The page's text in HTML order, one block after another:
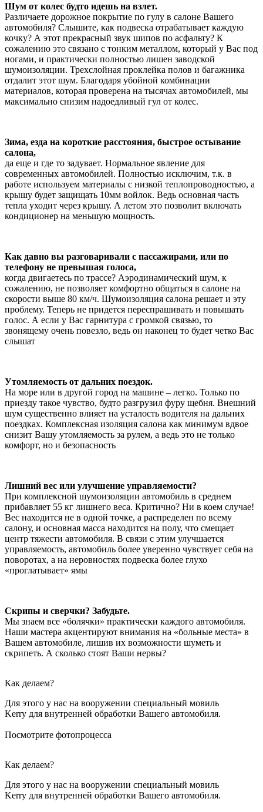
Шум от колес будто идешь на взлет.
Различаете дорожное покрытие по гулу в салоне Вашего
автомобиля? Слышите, как подвеска отрабатывает каждую
кочку? А этот прекрасный звук шипов по асфальту? К
сожалению это связано с тонким металлом, который у Вас под
ногами, и практически полностью лишен заводской
шумоизоляции. Трехслойная проклейка полов и багажника
отдалит этот шум. Благодаря убойной комбинации
материалов, которая проверена на тысячах автомобилей, мы
максимально снизим надоедливый гул от колес.
Зима, езда на короткие расстояния, быстрое остывание
салона,
да еще и где то задувает. Нормальное явление для
современных автомобилей. Полностью исключим, т.к. в
работе используем материалы с низкой теплопроводностью, а
крышу будет защищать 10мм войлок. Ведь основная часть
тепла уходит через крышу. А летом это позволит включать
кондиционер на меньшую мощность.
Как давно вы разговаривали с пассажирами, или по
телефону не превышая голоса,
когда двигаетесь по трассе? Аэродинамический шум, к
сожалению, не позволяет комфортно общаться в салоне на
скорости выше 80 км/ч. Шумоизоляция салона решает и эту
проблему. Теперь не придется переспрашивать и повышать
голос. А если у Вас гарнитура с громкой связью, то
звонящему очень повезло, ведь он наконец то будет четко Вас
слышат
Утомляемость от дальних поездок.
На море или в другой город на машине – легко. Только по
приезду такое чувство, будто разгрузил фуру щебня. Внешний
шум существенно влияет на усталость водителя на дальних
поездках. Комплексная изоляция салона как минимум вдвое
снизит Вашу утомляемость за рулем, а ведь это не только
комфорт, но и безопасность
Лишний вес или улучшение управляемости?
При комплексной шумоизоляции автомобиль в среднем
прибавляет 55 кг лишнего веса. Критично? Ни в коем случае!
Вес находится не в одной точке, а распределен по всему
салону, и основная масса находится на полу, что смещает
центр тяжести автомобиля. В связи с этим улучшается
управляемость, автомобиль более уверенно чувствует себя на
поворотах, а на неровностях подвеска более глухо
«проглатывает» ямы
Скрипы и сверчки? Забудьте.
Мы знаем все «болячки» практически каждого автомобиля.
Наши мастера акцентируют внимания на «больные места» в
Вашем автомобиле, лишив их возможности шуметь и
скрипеть. А сколько стоят Ваши нервы?
Как делаем?
Для этого у нас на вооружении специальный мовиль
Kerry для внутренней обработки Вашего автомобиля.
Посмотрите фотопроцесса
Как делаем?
Для этого у нас на вооружении специальный мовиль
Kerry для внутренней обработки Вашего автомобиля.